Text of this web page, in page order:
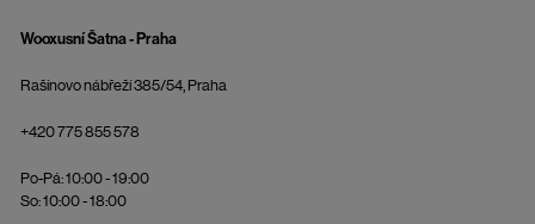
Wooxusní Šatna - Praha
Rašínovo nábřeží 385/54, Praha
+420 775 855 578
Po-Pá: 10:00 - 19:00
So: 10:00 - 18:00